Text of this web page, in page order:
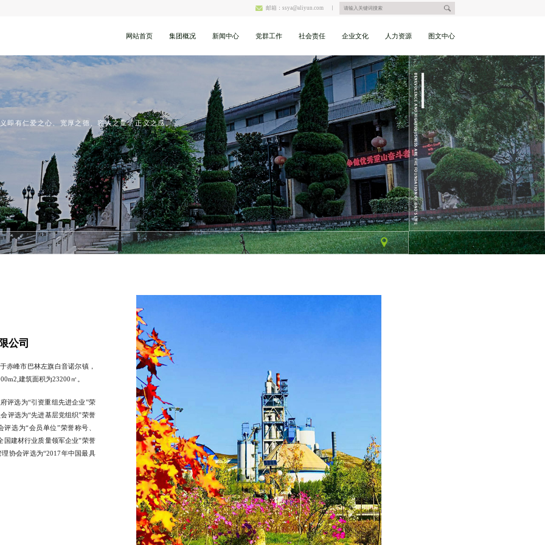
邮箱：ssya@aliyun.com
网站首页 集团概况 新闻中心 党群工作 社会责任 企业文化 人力资源 图文中心
即有仁爱之心、宽厚之德、容人之量、正义之感。
公司
赤峰市巴林左旗白音诺尔镇，
建筑面积为23200㎡。
评选为“引资重组先进企业”荣
评选为“先进基层党组织”荣誉
选为“会员单位”荣誉称号、
国建材行业质量领军企业”荣誉
协会评选为“2017年中国最具